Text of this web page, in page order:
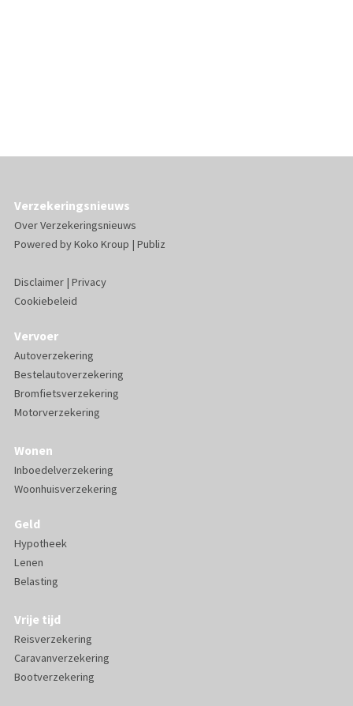
Verzekeringsnieuws
Over Verzekeringsnieuws
Powered byKoko Kroup | Publiz
Disclaimer| Privacy
Cookiebeleid
Vervoer
Autoverzekering
Bestelautoverzekering
Bromfietsverzekering
Motorverzekering
Wonen
Inboedelverzekering
Woonhuisverzekering
Geld
Hypotheek
Lenen
Belasting
Vrije tijd
Reisverzekering
Caravanverzekering
Bootverzekering